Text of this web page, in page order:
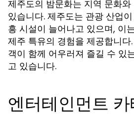
제주도의 밤문화는 지역 문화
있습니다. 제주도는 관광 산업
흥 시설이 늘어나고 있으며, 이
제주 특유의 경험을 제공합니
객이 함께 어우러져 즐길 수 있
고 있습니다.
엔터테인먼트